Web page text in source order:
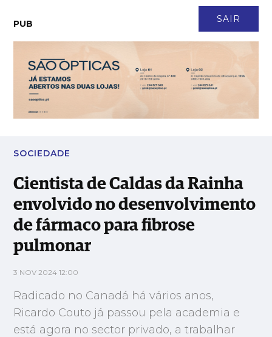
SAIR
PUB
Cientista de Caldas da Rainha envolvido no desenvolvimento
de fármaco para fibrose pulmonar
SOCIEDADE
Cientista de Caldas da Rainha
envolvido no desenvolvimento
de fármaco para fibrose
pulmonar
3 NOV 2024 12:00
Radicado no Canadá há vários anos,
Ricardo Couto já passou pela academia e
está agora no sector privado, a trabalhar